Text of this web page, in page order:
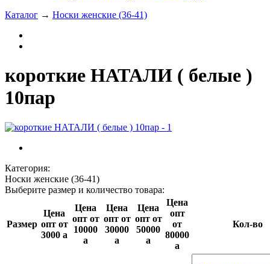
Каталог → Носки женские (36-41)
короткие НАТАЛИ ( белые )
10пар
Категория:
Носки женские (36-41)
Выберите размер и количество товара:
Размер
Цена
опт от
3000 a
Цена
опт от
10000
a
Цена
опт от
30000
a
Цена
опт от
50000
a
Цена
опт
от
80000
a
Кол-во